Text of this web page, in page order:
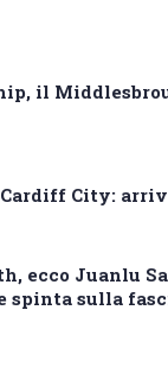
il
City:
ecco Juanlu
spinta sulla